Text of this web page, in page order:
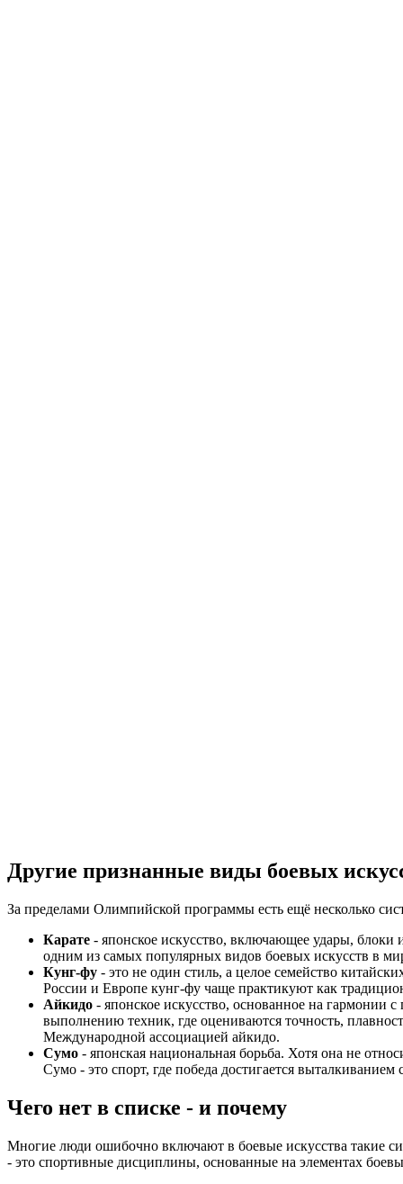
Другие признанные виды боевых
За пределами Олимпийской программы есть ещё несколько
Карате - японское искусство, включающее удары, блоки
одним из самых популярных видов боевых искусств в
Кунг-фу - это не один стиль, а целое семейство
России и Европе кунг-фу чаще практикуют как
Айкидо - японское искусство, основанное на гармонии
выполнению техник, где оцениваются точность,
Международной ассоциацией айкидо.
Сумо - японская национальная борьба. Хотя она не
Сумо - это спорт, где победа достигается
Чего нет в списке - и почему
Многие люди ошибочно включают в боевые искусства такие
- это спортивные дисциплины, основанные на элементах